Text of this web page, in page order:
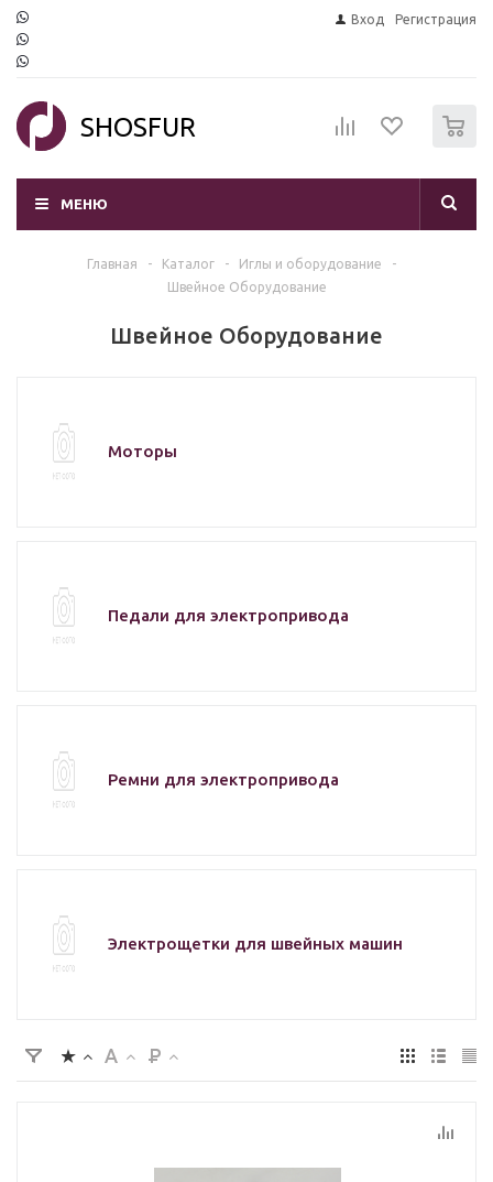
Вход Регистрация
SHOSFUR
МЕНЮ
Главная - Каталог - Иглы и оборудование
-
Швейное Оборудование
Швейное Оборудование
Моторы
Педали для электропривода
Ремни для электропривода
Электрощетки для швейных машин